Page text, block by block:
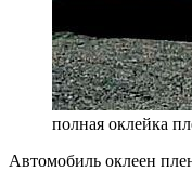
полная оклейка
Автомобиль оклеен